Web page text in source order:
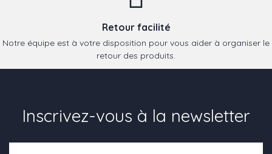
Retour facilité
Notre équipe est à votre disposition pour vous aider à organiser le
retour des produits.
Inscrivez-vous à la newsletter